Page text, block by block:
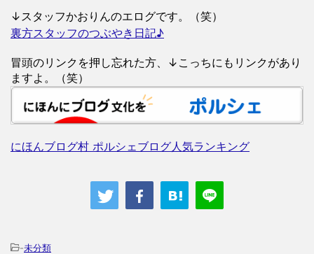
↓スタッフかおりんのエログです。（笑）
裏方スタッフのつぶやき日記♪
冒頭のリンクを押し忘れた方、↓こっちにもリンクがあり
ますよ。（笑）
にほんブログ村 ポルシェブログ人気ランキング
-未分類